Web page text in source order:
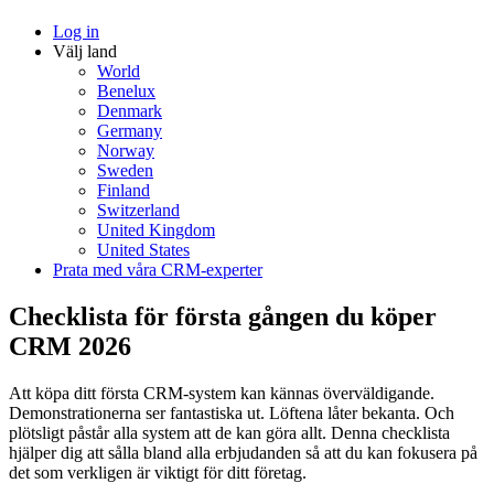
Log in
Välj land
World
Benelux
Denmark
Germany
Norway
Sweden
Finland
Switzerland
United Kingdom
United States
Prata med våra CRM-experter
Checklista för första gången du köper
CRM 2026
Att köpa ditt första CRM-system kan kännas överväldigande.
Demonstrationerna ser fantastiska ut. Löftena låter bekanta. Och
plötsligt påstår alla system att de kan göra allt. Denna checklista
hjälper dig att sålla bland alla erbjudanden så att du kan fokusera på
det som verkligen är viktigt för ditt företag.